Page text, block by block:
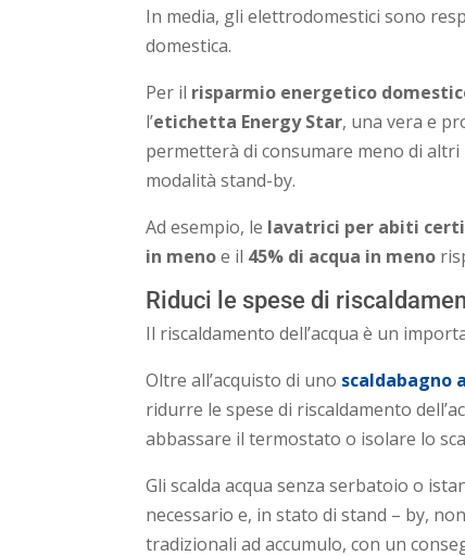
In media, gli elettrodomestici sono
domestica.
Per il risparmio energetico
l’etichetta Energy Star, una vera e
permetterà di consumare meno di altri
modalità stand-by.
Ad esempio, le lavatrici per abiti
in menoe il 45% di acqua in meno
Riduci le spese di
Il riscaldamento dell’acqua è un
Oltre all’acquisto di uno scaldabagno
ridurre le spese di riscaldamento
abbassare il termostato o isolare lo
Gli scalda acqua senza serbatoio o
necessario e, in stato di stand – by,
tradizionali ad accumulo, con un